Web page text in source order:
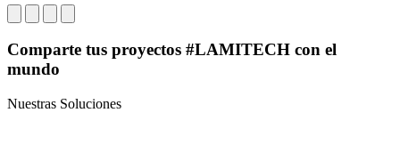
Comparte tus proyectos #LAMITECH con el
mundo
Nuestras Soluciones